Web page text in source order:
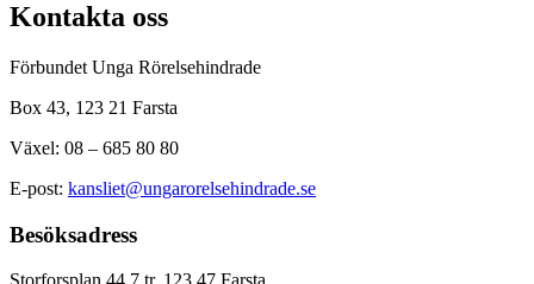
Kontakta oss
Förbundet Unga Rörelsehindrade
Box 43, 123 21 Farsta
Växel: 08 – 685 80 80
E-post: kansliet@ungarorelsehindrade.se
Besöksadress